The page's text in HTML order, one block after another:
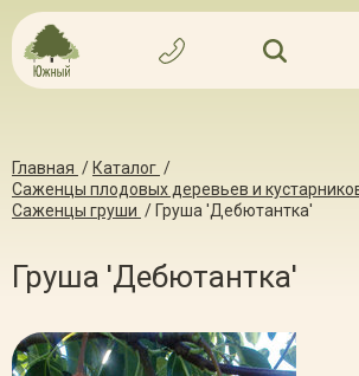
Главная / Каталог /
Саженцы плодовых деревьев и
Саженцы груши / Груша 'Дебютантка'
Груша 'Дебютантка'